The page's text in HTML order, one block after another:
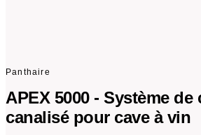
Contactez nos spécialistes
Panthaire
APEX 5000 - Système
canalisé pour cave à vin